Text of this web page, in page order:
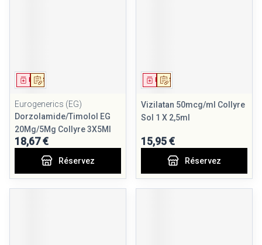
Sur prescription
Médicament
Eurogenerics (EG)
Dorzolamide/Timolol EG
20Mg/5Mg Collyre 3X5Ml
18,67 €
Réservez
Sur prescription
Médicament
Vizilatan 50mcg/ml Collyre
Sol 1 X 2,5ml
15,95 €
Réservez